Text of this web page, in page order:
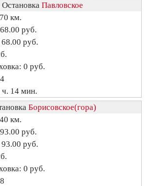
Остановка Павловское
км.
руб.
руб.
0 руб.
14 мин.
Борисовское(гора)
км.
руб.
руб.
0 руб.